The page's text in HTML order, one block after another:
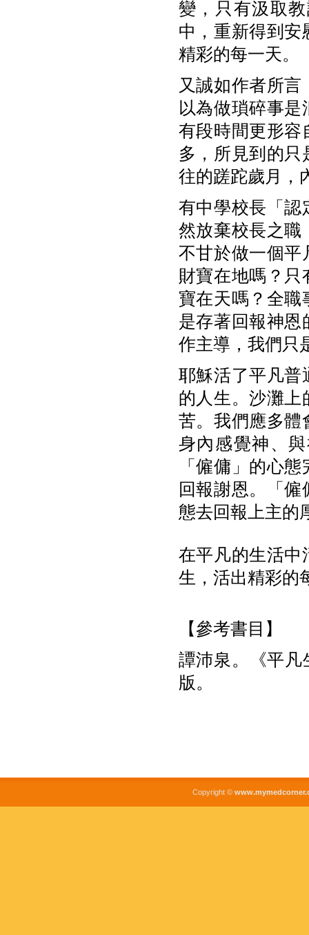
變，只有汲取
中，重新得到安
精彩的每一天。
又誠如作者所
以為做瑣碎事
有段時間更形容
多，所見到的
往的蹉跎歲月，
有中學校長「認
然放棄校長之職
不甘於做一個平
財寶在地嗎？只
寶在天嗎？全職
是存著回報神恩
作主導，我們只
耶穌活了平凡普
的人生。沙灘上
苦。我們應多體
身內感覺神、
「僱傭」的心
回報謝恩。「
態去回報上主的
在平凡的生活中
生，活出精彩的
【參考書目】
譚沛泉。《平凡
版。
Copyright ©